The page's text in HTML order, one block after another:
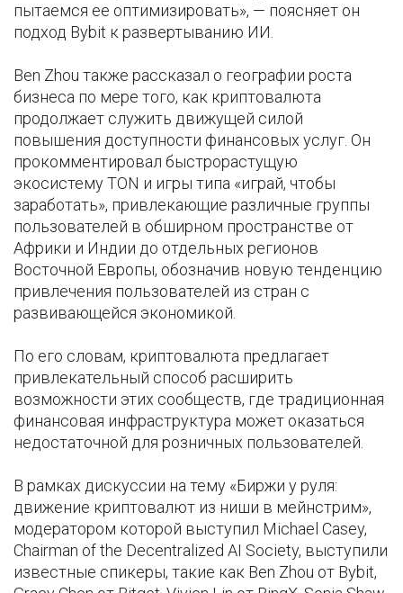
пытаемся ее оптимизировать», — поясняет он
подход Bybit к развертыванию ИИ.
Ben Zhou также рассказал о географии роста
бизнеса по мере того, как криптовалюта
продолжает служить движущей силой
повышения доступности финансовых услуг. Он
прокомментировал быстрорастущую
экосистему TON и игры типа «играй, чтобы
заработать», привлекающие различные группы
пользователей в обширном пространстве от
Африки и Индии до отдельных регионов
Восточной Европы, обозначив новую тенденцию
привлечения пользователей из стран с
развивающейся экономикой.
По его словам, криптовалюта предлагает
привлекательный способ расширить
возможности этих сообществ, где традиционная
финансовая инфраструктура может оказаться
недостаточной для розничных пользователей.
В рамках дискуссии на тему «Биржи у руля:
движение криптовалют из ниши в мейнстрим»,
модератором которой выступил Michael Casey,
Chairman of the Decentralized AI Society, выступили
известные спикеры, такие как Ben Zhou от Bybit,